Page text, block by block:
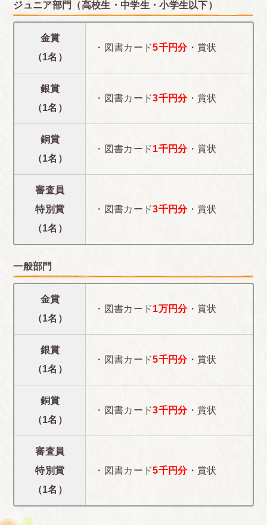
ジュニア部門（高校生・中学生・小学生以下）
金賞
（1名）
・図書カード5千円分・賞状
銀賞
（1名）
・図書カード3千円分・賞状
銅賞
（1名）
・図書カード1千円分・賞状
審査員
特別賞
（1名）
・図書カード3千円分・賞状
一般部門
金賞
（1名）
・図書カード1万円分・賞状
銀賞
（1名）
・図書カード5千円分・賞状
銅賞
（1名）
・図書カード3千円分・賞状
審査員
特別賞
（1名）
・図書カード5千円分・賞状